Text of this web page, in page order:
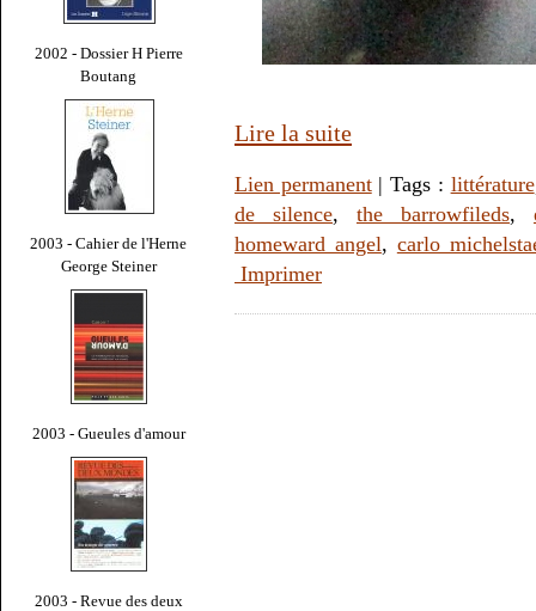
2002 - Dossier H Pierre
Boutang
2003 - Cahier de l'Herne
George Steiner
2003 - Gueules d'amour
2003 - Revue des deux
Lire la suite
Lien permanent| Tags : littérature
de silence, the barrowfileds,
homeward angel, carlo
Imprimer